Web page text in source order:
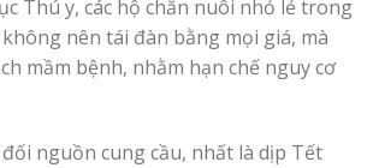
Thú y, các hộ chăn nuôi nhỏ lẻ trong
nên tái đàn bằng mọi giá, mà
mầm bệnh, nhằm hạn chế nguy cơ
nguồn cung cầu, nhất là dịp Tết